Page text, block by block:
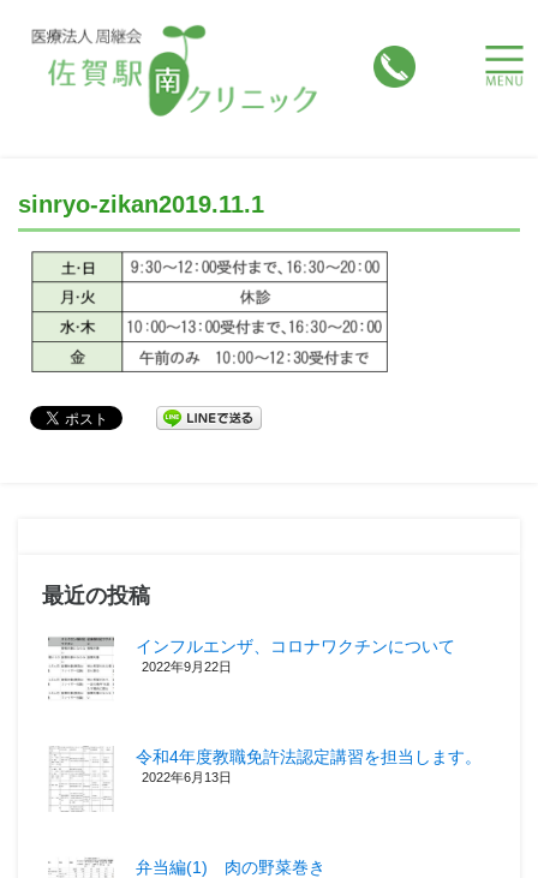
toggle
sinryo-zikan2019.11.1
最近の投稿
インフルエンザ、コロナワクチンについて
2022年9月22日
令和4年度教職免許法認定講習を担当します。
2022年6月13日
弁当編(1) 肉の野菜巻き